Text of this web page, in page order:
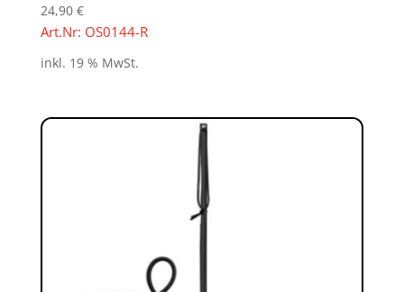
24,90 €
Art.Nr: OS0144-R
inkl. 19 % MwSt.